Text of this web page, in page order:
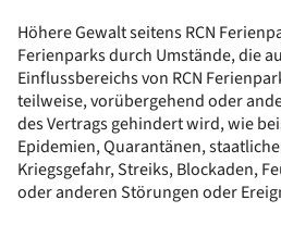
Höhere Gewalt seitens RCN
Ferienparks durch Umstände, die
Einflussbereichs von RCN
teilweise, vorübergehend oder
des Vertrags gehindert wird, wie
Epidemien, Quarantänen,
Kriegsgefahr, Streiks, Blockaden,
oder anderen Störungen oder